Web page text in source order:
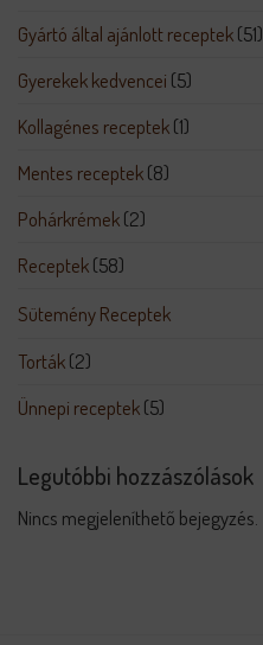
Gyártó által ajánlott receptek(51)
Gyerekek kedvencei (5)
Kollagénes receptek(1)
Mentes receptek(8)
Pohárkrémek(2)
Receptek(58)
Sütemény Receptek
Torták(2)
Ünnepi receptek(5)
Legutóbbi hozzászólások
Nincs megjeleníthető bejegyzés.